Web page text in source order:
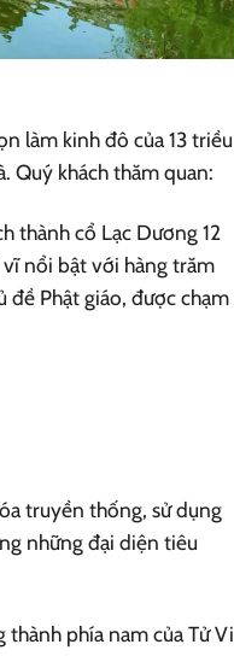
làm kinh đô của 13 triều
Quý khách thăm quan:
thành cổ Lạc Dương 12
nổi bật với hàng trăm
đề Phật giáo, được chạm
truyền thống, sử dụng
những đại diện tiêu
thành phía nam của Tử Vi